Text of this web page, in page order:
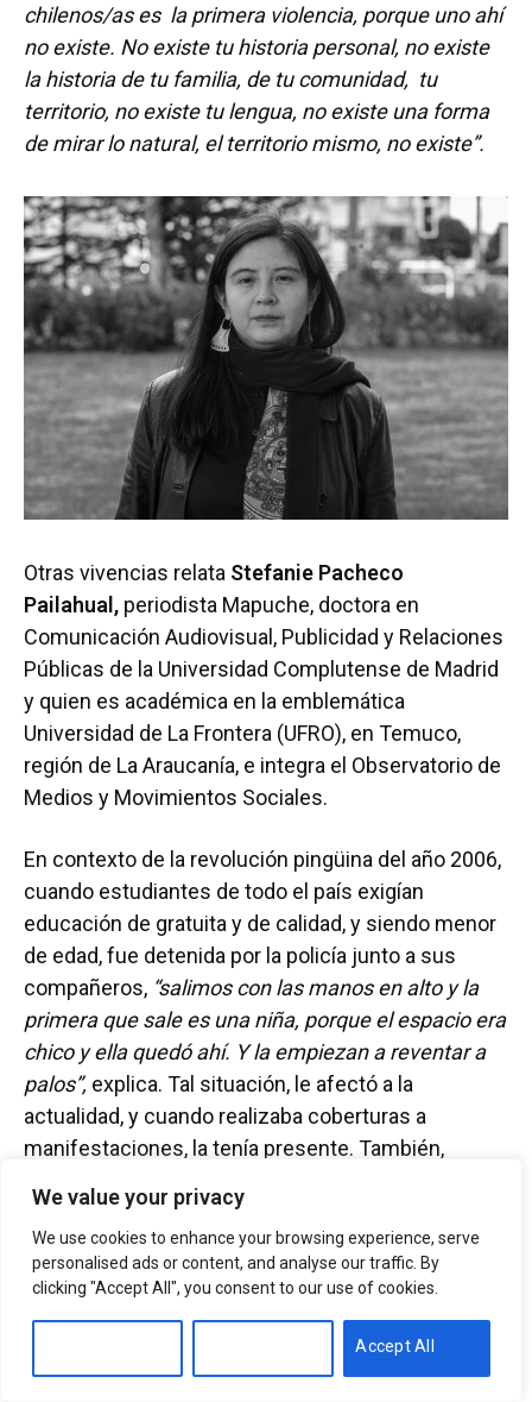
We value your privacy
We use cookies to enhance your browsing experience, serve
personalised ads or content, and analyse our traffic. By
clicking "Accept All", you consent to our use of cookies.
Accept All
chilenos/as es la primera violencia, porque uno ahí
no existe. No existe tu historia personal, no existe
la historia de tu familia, de tu comunidad, tu
territorio, no existe tu lengua, no existe una forma
de mirar lo natural, el territorio mismo, no existe”.
Otras vivencias relata Stefanie Pacheco
Pailahual, periodista Mapuche, doctora en
Comunicación Audiovisual, Publicidad y Relaciones
Públicas de la Universidad Complutense de Madrid
y quien es académica en la emblemática
Universidad de La Frontera (UFRO), en Temuco,
región de La Araucanía, e integra el Observatorio de
Medios y Movimientos Sociales.
En contexto de la revolución pingüina del año 2006,
cuando estudiantes de todo el país exigían
educación de gratuita y de calidad, y siendo menor
de edad, fue detenida por la policía junto a sus
compañeros, “salimos con las manos en alto y la
primera que sale es una niña, porque el espacio era
chico y ella quedó ahí. Y la empiezan a reventar a
palos”, explica. Tal situación, le afectó a la
actualidad, y cuando realizaba coberturas a
manifestaciones, la tenía presente. También,
testigo de la violencia policial en múltiples
ocasiones, en una de ellas, comenta,“vi como la
policía, en el campus, golpeaba a una serie de
en su formación como
periodista, en distintas ocasiones no pudo realizar